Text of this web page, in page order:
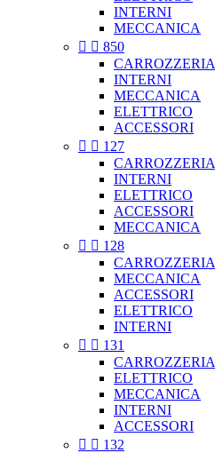
INTERNI
MECCANICA
  850
CARROZZERIA
INTERNI
MECCANICA
ELETTRICO
ACCESSORI
  127
CARROZZERIA
INTERNI
ELETTRICO
ACCESSORI
MECCANICA
  128
CARROZZERIA
MECCANICA
ACCESSORI
ELETTRICO
INTERNI
  131
CARROZZERIA
ELETTRICO
MECCANICA
INTERNI
ACCESSORI
  132